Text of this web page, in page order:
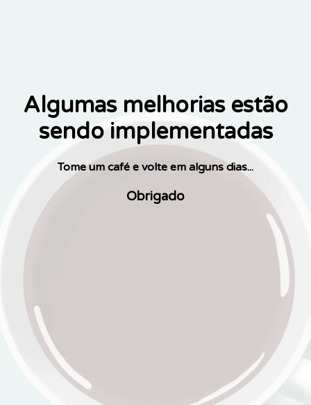
Algumas melhorias estão
sendo implementadas
Tome um café e volte em alguns dias...
Obrigado